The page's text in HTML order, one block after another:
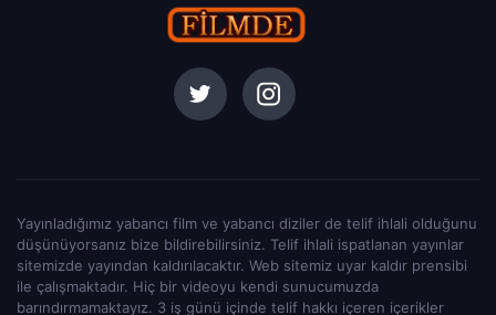
Yayınladığımız yabancı film ve yabancı diziler de telif ihlali olduğunu
düşünüyorsanız bize bildirebilirsiniz. Telif ihlali ispatlanan yayınlar
sitemizde yayından kaldırılacaktır. Web sitemiz uyar kaldır prensibi
ile çalışmaktadır. Hiç bir videoyu kendi sunucumuzda
barındırmamaktayız. 3 iş günü içinde telif hakkı içeren içerikler